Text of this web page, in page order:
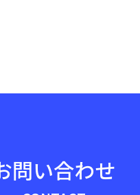
問い合わせ